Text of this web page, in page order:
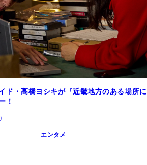
ド・高橋ヨシキが『近畿地方のある場所に
！
エンタメ